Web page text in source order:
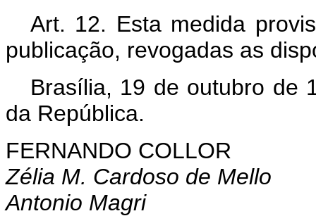
Art. 12. Esta medida
publicação, revogadas as
Brasília, 19 de outubro de
da República.
FERNANDO COLLOR
Zélia M. Cardoso de Mello
Antonio Magri